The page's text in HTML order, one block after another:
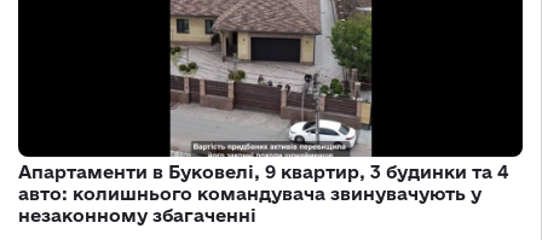
Апартаменти в Буковелі, 9 квартир, 3 будинки та 4
авто: колишнього командувача звинувачують у
незаконному збагаченні